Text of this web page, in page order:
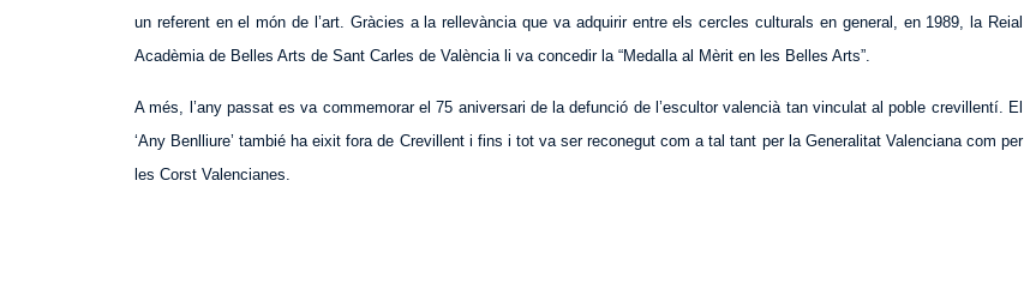
un referent en el món de l’art. Gràcies a la rellevància que va adquirir entre els cercles culturals en general, en 1989, la Reial
Acadèmia de Belles Arts de Sant Carles de València li va concedir la “Medalla al Mèrit en les Belles Arts”.
A més, l’any passat es va commemorar el 75 aniversari de la defunció de l’escultor valencià tan vinculat al poble crevillentí. El
‘Any Benlliure’ tambié ha eixit fora de Crevillent i fins i tot va ser reconegut com a tal tant per la Generalitat Valenciana com per
les Corst Valencianes.